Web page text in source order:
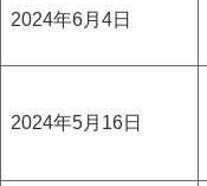
2024年6月4日
2024年5月16日